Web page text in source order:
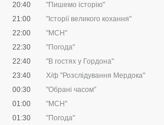
20:40
"Пишемо історію"
21:00
"Історії великого кохання"
22:00
"МСН"
22:30
"Погода"
22:40
"В гостях у Гордона"
23:40
Х/ф "Розслідування Мердока"
00:30
"Обрані часом"
01:00
"МСН"
01:30
"Погода"